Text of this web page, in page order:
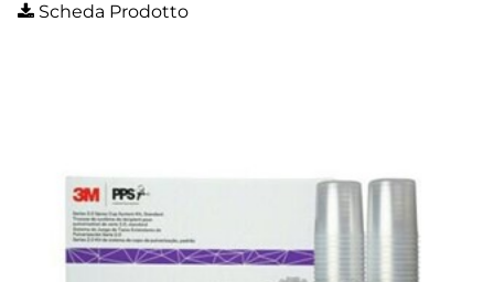
Scheda Prodotto